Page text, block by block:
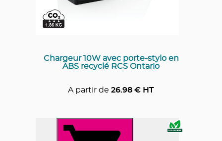
Chargeur 10W avec porte-stylo en
ABS recyclé RCS Ontario
A partir de 26.98 € HT